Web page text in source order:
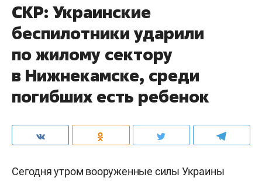
СКР: Украинские
беспилотники ударили
по жилому сектору
в Нижнекамске, среди
погибших есть ребенок
Сегодня утром вооруженные силы Украины